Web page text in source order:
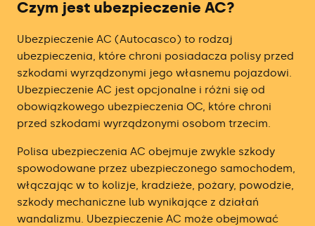
Czym jest ubezpieczenie AC?
Ubezpieczenie AC (Autocasco) to rodzaj
ubezpieczenia, które chroni posiadacza polisy przed
szkodami wyrządzonymi jego własnemu pojazdowi.
Ubezpieczenie AC jest opcjonalne i różni się od
obowiązkowego ubezpieczenia OC, które chroni
przed szkodami wyrządzonymi osobom trzecim.
Polisa ubezpieczenia AC obejmuje zwykle szkody
spowodowane przez ubezpieczonego samochodem,
włączając w to kolizje, kradzieże, pożary, powodzie,
szkody mechaniczne lub wynikające z działań
wandalizmu. Ubezpieczenie AC może obejmować